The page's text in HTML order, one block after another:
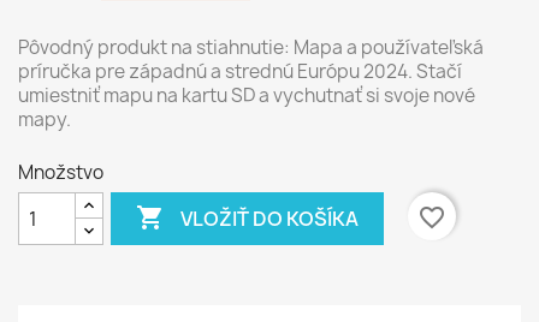
Pôvodný produkt na stiahnutie: Mapa a používateľská
príručka pre západnú a strednú Európu 2024. Stačí
umiestniť mapu na kartu SD a vychutnať si svoje nové
mapy.
Množstvo
 VLOŽIŤ DO KOŠÍKA favorite_border